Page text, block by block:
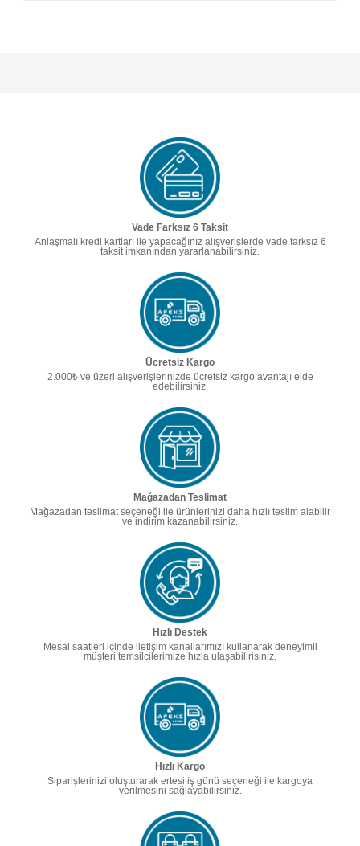
Vade Farksız 6 Taksit
Anlaşmalı kredi kartları ile yapacağınız alışverişlerde vade farksız 6
taksit imkanından yararlanabilirsiniz.
Ücretsiz Kargo
2.000₺ ve üzeri alışverişlerinizde ücretsiz kargo avantajı elde
edebilirsiniz.
Mağazadan Teslimat
Mağazadan teslimat seçeneği ile ürünlerinizi daha hızlı teslim alabilir
ve indirim kazanabilirsiniz.
Hızlı Destek
Mesai saatleri içinde iletişim kanallarımızı kullanarak deneyimli
müşteri temsilcilerimize hızla ulaşabilirisiniz.
Hızlı Kargo
Siparişlerinizi oluşturarak ertesi iş günü seçeneği ile kargoya
verilmesini sağlayabilirsiniz.